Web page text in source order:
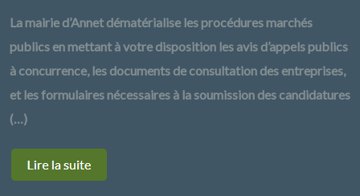
La mairie d’Annet dématérialise les procédures marchés
publics en mettant à votre disposition les avis d’appels publics
à concurrence, les documents de consultation des entreprises,
et les formulaires nécessaires à la soumission des candidatures
(…)